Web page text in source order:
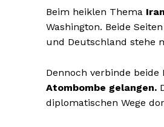
Beim heiklen Thema
Washington. Beide
und Deutschland stehe
Dennoch verbinde
Atombombe gelangen.
diplomatischen Wege